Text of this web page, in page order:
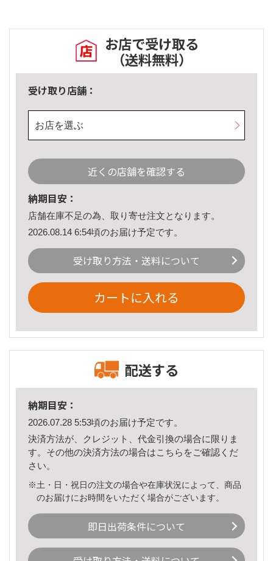
お店で受け取る
（送料無料）
受け取り店舗：
お店を選ぶ
近くの店舗を確認する
納期目安：
店舗在庫不足の為、取り寄せ注文となります。
2026.08.14 6:54頃のお届け予定です。
受け取り方法・送料について
カートに入れる
配送する
納期目安：
2026.07.28 5:53頃のお届け予定です。
決済方法が、クレジット、代金引換の場合に限りま
す。その他の決済方法の場合はこちら をご確認くだ
さい。
※土・日・祝日の注文の場合や在庫状況によって、商品
のお届けにお時間をいただく場合がございます。
即日出荷条件について